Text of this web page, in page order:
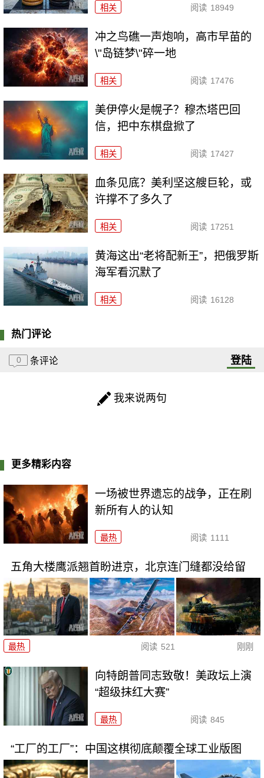
相关 阅读 18949
冲之鸟礁一声炮响，高市早苗的
\"岛链梦\"碎一地
相关 阅读 17476
美伊停火是幌子？穆杰塔巴回
信，把中东棋盘掀了
相关 阅读 17427
血条见底？美利坚这艘巨轮，或
许撑不了多久了
相关 阅读 17251
黄海这出“老将配新王”，把俄罗斯
海军看沉默了
相关 阅读 16128
热门评论
0 条评论 登陆
我来说两句
更多精彩内容
一场被世界遗忘的战争，正在刷
新所有人的认知
最热 阅读 1111
五角大楼鹰派翘首盼进京，北京连门缝都没给留
最热 阅读 521 刚刚
向特朗普同志致敬！美政坛上演
“超级抹红大赛”
最热 阅读 845
“工厂的工厂”：中国这棋彻底颠覆全球工业版图